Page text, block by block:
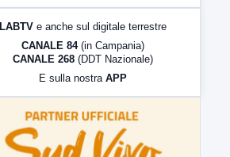
LabNews (Diretta)
LabNews (replica)
LABTV e anche sul digitale terrestre
CANALE 84 (in Campania)
CANALE 268 (DDT Nazionale)
E sulla nostra APP